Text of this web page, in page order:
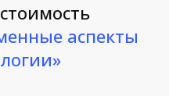
аспекты